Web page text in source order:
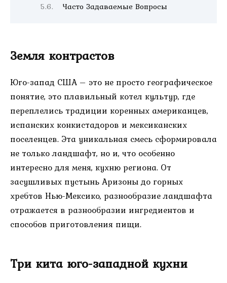
Часто Задаваемые Вопросы
Земля контрастов
Юго-запад США – это не просто географическое
понятие, это плавильный котел культур, где
переплелись традиции коренных американцев,
испанских конкистадоров и мексиканских
поселенцев. Эта уникальная смесь сформировала
не только ландшафт, но и, что особенно
интересно для меня, кухню региона. От
засушливых пустынь Аризоны до горных
хребтов Нью-Мексико, разнообразие ландшафта
отражается в разнообразии ингредиентов и
способов приготовления пищи.
Три кита юго-западной кухни